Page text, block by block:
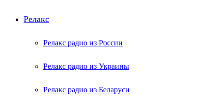
Релакс
Релакс радио из России
Релакс радио из Украины
Релакс радио из Беларуси